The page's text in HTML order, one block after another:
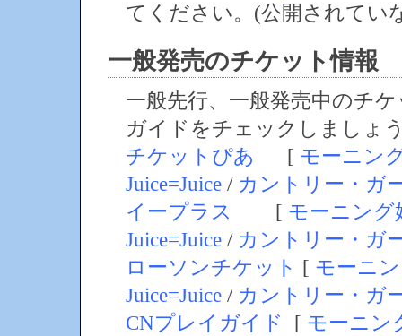
てください。(公開されてい
一般発売のチケット情報
一般先行、一般発売中のチ
ガイドをチェックしましょ
チケットぴあ
[ モーニン
Juice=Juice / カントリー・ガ
イープラス
[ モーニング
Juice=Juice / カントリー・ガ
ローソンチケット [ モーニ
Juice=Juice / カントリー・ガ
CNプレイガイド
[ モーニン